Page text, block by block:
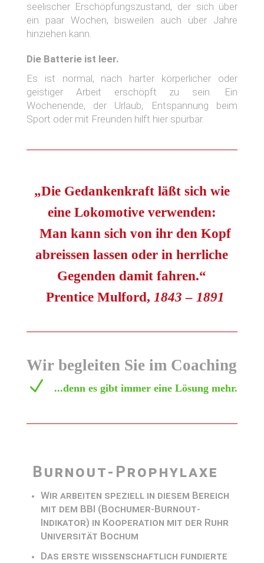
seelischer Erschöpfungszustand, der sich über
ein paar Wochen, bisweilen auch über Jahre
hinziehen kann.
Die Batterie ist leer.
Es ist normal, nach harter körperlicher oder
geistiger Arbeit erschöpft zu sein. Ein
Wochenende, der Urlaub, Entspannung beim
Sport oder mit Freunden hilft hier spürbar.
„Die Gedankenkraft läßt sich wie
eine Lokomotive verwenden:
Man kann sich von ihr den Kopf
abreissen lassen oder in herrliche
Gegenden damit fahren.“
Prentice Mulford,1843 – 1891
Wir begleiten Sie im Coaching
N ...denn es gibt immer eine Lösung mehr.
Burnout-Prophylaxe
Wir arbeiten speziell in diesem Bereich
mit dem BBI (Bochumer-Burnout-
Indikator) in Kooperation mit der Ruhr
Universität Bochum
Das erste wissenschaftlich fundierte